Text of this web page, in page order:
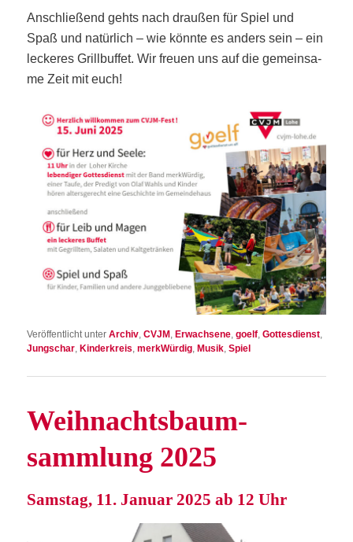
Anschlie­ßend gehts nach drau­ßen für Spiel und
Spaß und natür­lich – wie könn­te es anders sein – ein
lecke­res Grill­buf­fet. Wir freu­en uns auf die gemein­sa­
me Zeit mit euch!
Veröffentlicht unter Archiv ,CVJM ,Erwachsene ,goelf ,Gottesdienst
Jungschar ,Kinderkreis ,merkWürdig ,Musik ,Spiel
Weih­nachts­baum­
samm­lung 2025
Sams­tag, 11. Janu­ar 2025 ab 12 Uhr